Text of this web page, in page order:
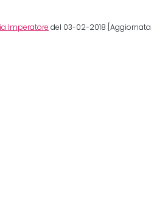
Imperatore del 03-02-2018 [Aggiornata